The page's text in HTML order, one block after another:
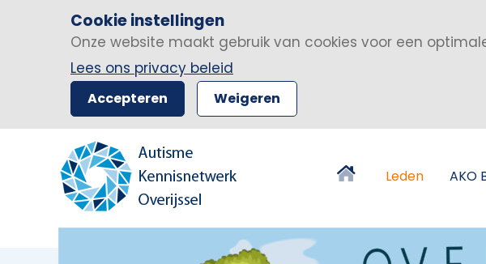
Cookie instellingen
Onze website maakt gebruik van cookies voor een
Lees ons privacy beleid
Accepteren Weigeren
Leden AKO